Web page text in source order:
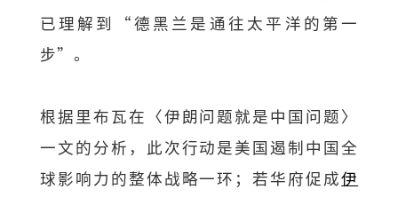
已理解到“德黑兰是通往太平洋的第一
步”。
根据里布瓦在〈伊朗问题就是中国问题〉
一文的分析，此次行动是美国遏制中国全
球影响力的整体战略一环；若华府促成伊